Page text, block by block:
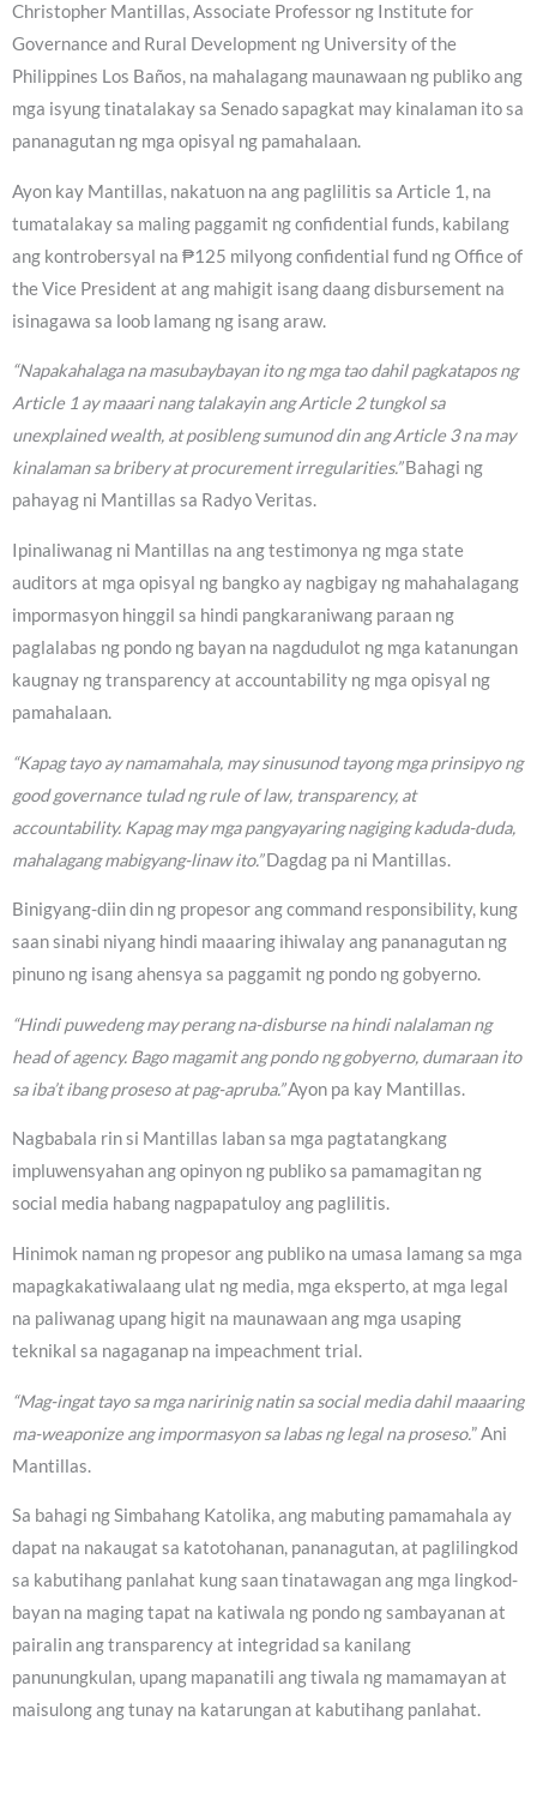
Christopher Mantillas, Associate Professor ng Institute for
Governance and Rural Development ng University of the
Philippines Los Baños, na mahalagang maunawaan ng publiko ang
mga isyung tinatalakay sa Senado sapagkat may kinalaman ito sa
pananagutan ng mga opisyal ng pamahalaan.
Ayon kay Mantillas, nakatuon na ang paglilitis sa Article 1, na
tumatalakay sa maling paggamit ng confidential funds, kabilang
ang kontrobersyal na ₱125 milyong confidential fund ng Office of
the Vice President at ang mahigit isang daang disbursement na
isinagawa sa loob lamang ng isang araw.
“Napakahalaga na masubaybayan ito ng mga tao dahil pagkatapos ng
Article 1 ay maaari nang talakayin ang Article 2 tungkol sa
unexplained wealth, at posibleng sumunod din ang Article 3 na may
kinalaman sa bribery at procurement irregularities.”Bahagi ng
pahayag ni Mantillas sa Radyo Veritas.
Ipinaliwanag ni Mantillas na ang testimonya ng mga state
auditors at mga opisyal ng bangko ay nagbigay ng mahahalagang
impormasyon hinggil sa hindi pangkaraniwang paraan ng
paglalabas ng pondo ng bayan na nagdudulot ng mga katanungan
kaugnay ng transparency at accountability ng mga opisyal ng
pamahalaan.
“Kapag tayo ay namamahala, may sinusunod tayong mga prinsipyo ng
good governance tulad ng rule of law, transparency, at
accountability. Kapag may mga pangyayaring nagiging kaduda-duda,
mahalagang mabigyang-linaw ito.”Dagdag pa ni Mantillas.
Binigyang-diin din ng propesor ang command responsibility, kung
saan sinabi niyang hindi maaaring ihiwalay ang pananagutan ng
pinuno ng isang ahensya sa paggamit ng pondo ng gobyerno.
“Hindi puwedeng may perang na-disburse na hindi nalalaman ng
head of agency. Bago magamit ang pondo ng gobyerno, dumaraan ito
sa iba’t ibang proseso at pag-apruba.”Ayon pa kay Mantillas.
Nagbabala rin si Mantillas laban sa mga pagtatangkang
impluwensyahan ang opinyon ng publiko sa pamamagitan ng
social media habang nagpapatuloy ang paglilitis.
Hinimok naman ng propesor ang publiko na umasa lamang sa mga
mapagkakatiwalaang ulat ng media, mga eksperto, at mga legal
na paliwanag upang higit na maunawaan ang mga usaping
teknikal sa nagaganap na impeachment trial.
“Mag-ingat tayo sa mga naririnig natin sa social media dahil maaaring
ma-weaponize ang impormasyon sa labas ng legal na proseso.” Ani
Mantillas.
Sa bahagi ng Simbahang Katolika, ang mabuting pamamahala ay
dapat na nakaugat sa katotohanan, pananagutan, at paglilingkod
sa kabutihang panlahat kung saan tinatawagan ang mga lingkod-
bayan na maging tapat na katiwala ng pondo ng sambayanan at
pairalin ang transparency at integridad sa kanilang
panunungkulan, upang mapanatili ang tiwala ng mamamayan at
maisulong ang tunay na katarungan at kabutihang panlahat.